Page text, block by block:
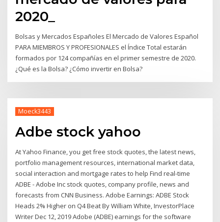
2020_
Bolsas y Mercados Españoles El Mercado de Valores Español
PARA MIEMBROS Y PROFESIONALES el Índice Total estarán
formados por 124 compañías en el primer semestre de 2020.
¿Qué es la Bolsa? ¿Cómo invertir en Bolsa?
Moeck3443
Adbe stock yahoo
At Yahoo Finance, you get free stock quotes, the latest news,
portfolio management resources, international market data,
social interaction and mortgage rates to help Find real-time
ADBE - Adobe Inc stock quotes, company profile, news and
forecasts from CNN Business. Adobe Earnings: ADBE Stock
Heads 2% Higher on Q4 Beat By William White, InvestorPlace
Writer Dec 12, 2019 Adobe (ADBE) earnings for the software